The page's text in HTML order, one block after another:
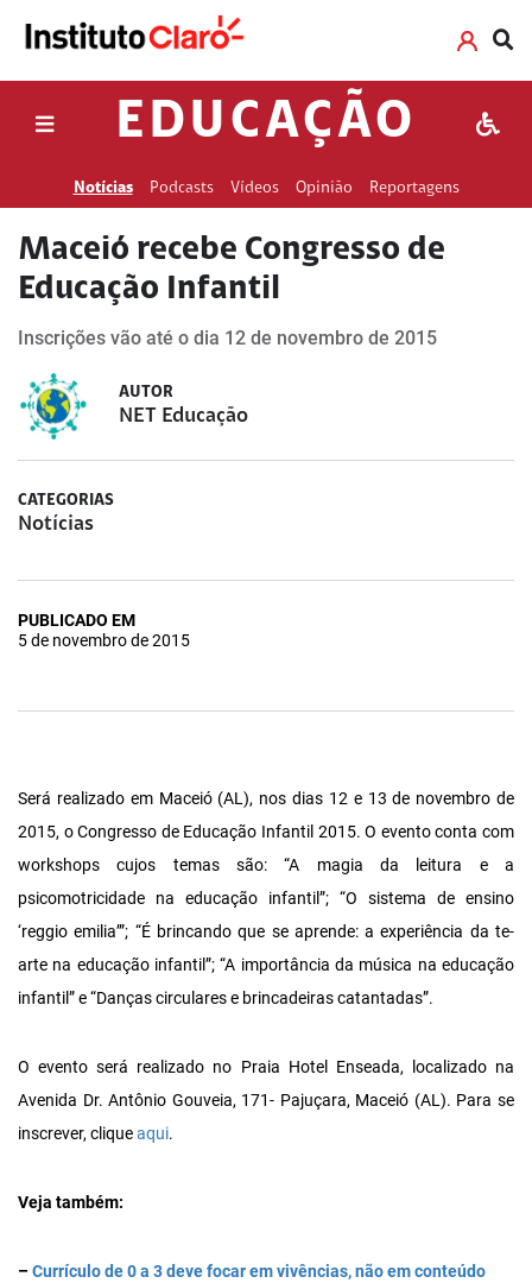
EDUCAÇÃO
Notícias Podcasts Vídeos Opinião Reportagens
Maceió recebe Congresso de
Educação Infantil
Inscrições vão até o dia 12 de novembro de 2015
AUTOR
NET Educação
CATEGORIAS
Notícias
PUBLICADO EM
5 de novembro de 2015
Será realizado em Maceió (AL), nos dias 12 e 13 de novembro de
2015, o Congresso de Educação Infantil 2015. O evento conta com
workshops cujos temas são: “A magia da leitura e a
psicomotricidade na educação infantil”; “O sistema de ensino
‘reggio emilia’”; “É brincando que se aprende: a experiência da te-
arte na educação infantil”; “A importância da música na educação
infantil” e “Danças circulares e brincadeiras catantadas”.
O evento será realizado no Praia Hotel Enseada, localizado na
Avenida Dr. Antônio Gouveia, 171- Pajuçara, Maceió (AL). Para se
inscrever, cliqueaqui.
Veja também:
–Currículo de 0 a 3 deve focar em vivências, não em conteúdo